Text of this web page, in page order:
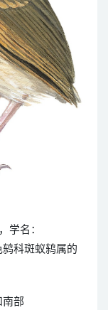
学名：
鸫科斑蚁鸫属的
南部